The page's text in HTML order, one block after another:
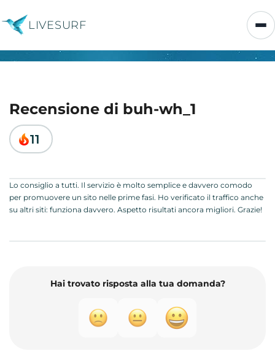
LIVESURF
Recensione di buh-wh_1
11
Lo consiglio a tutti. Il servizio è molto semplice e davvero comodo
per promuovere un sito nelle prime fasi. Ho verificato il traffico anche
su altri siti: funziona davvero. Aspetto risultati ancora migliori. Grazie!
Hai trovato risposta alla tua domanda?